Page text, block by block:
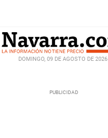
DOMINGO, 09 DE AGOSTO DE 2026